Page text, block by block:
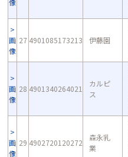
像
画
像
27 4901085173213 伊藤園
画
像
28 4901340264021
カルピ
ス
画
像
29 4902720120272
森永乳
業